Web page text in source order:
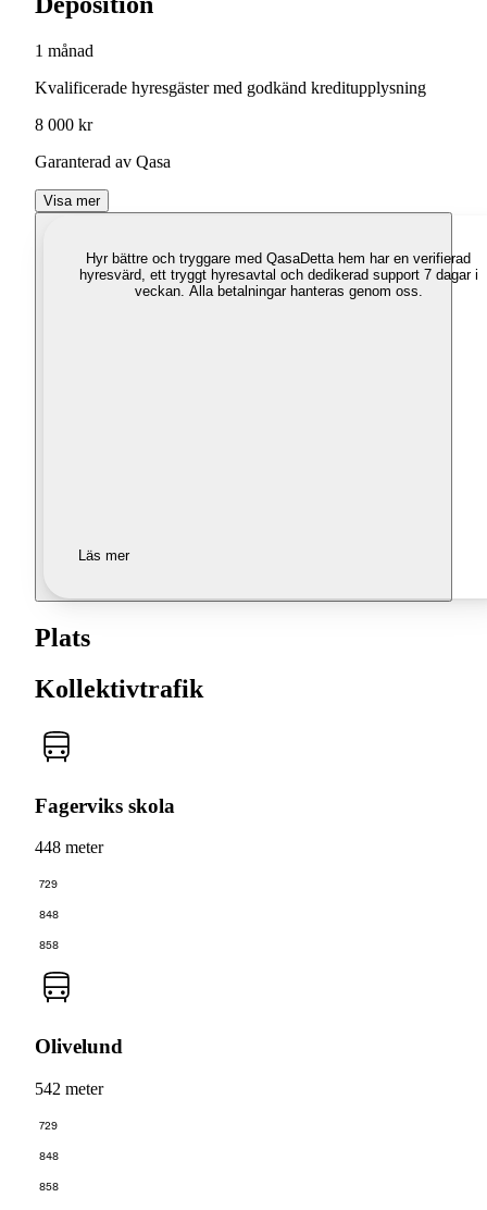
1 månad
Kvalificerade hyresgäster med godkänd kreditupplysning
8 000 kr
Garanterad av Qasa
Visa mer
Hyr bättre och tryggare med QasaDetta hem har en verifierad
hyresvärd, ett tryggt hyresavtal och dedikerad support 7 dagar i
veckan. Alla betalningar hanteras genom oss.
Läs mer
Plats
Kollektivtrafik
Fagerviks skola
448 meter
729
848
858
Olivelund
542 meter
729
848
858